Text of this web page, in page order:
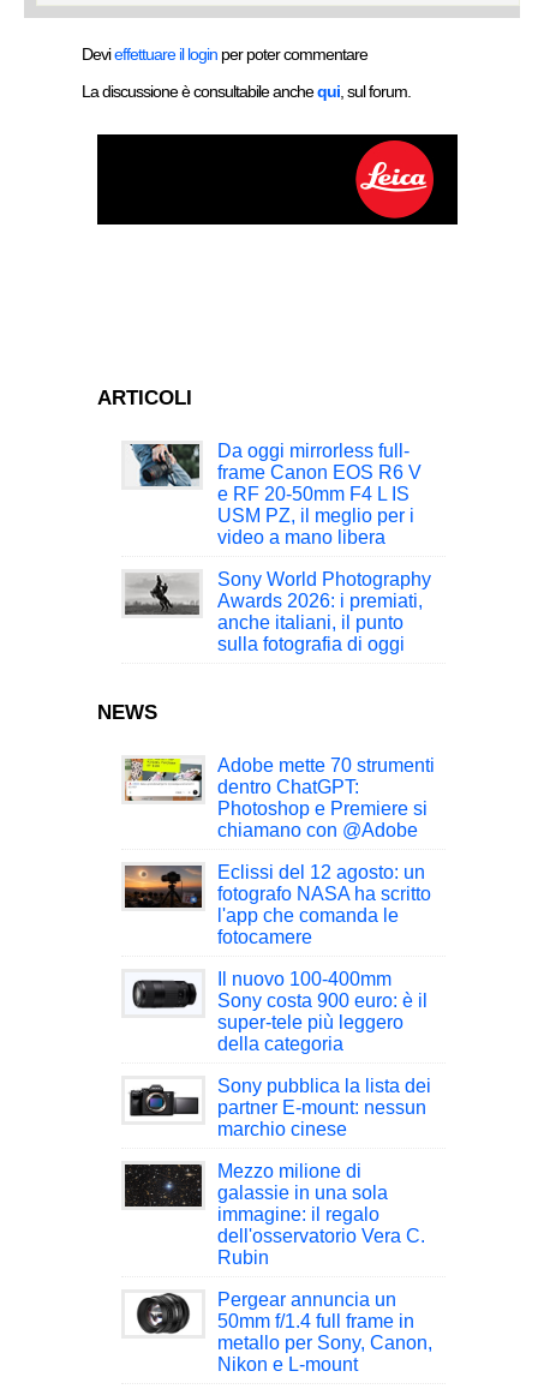
Devieffettuare il login per poter commentare
La discussione è consultabile anchequi, sul forum.
ARTICOLI
Da oggi mirrorless full-
frame Canon EOS R6 V
e RF 20-50mm F4 L IS
USM PZ, il meglio per i
video a mano libera
Sony World Photography
Awards 2026: i premiati,
anche italiani, il punto
sulla fotografia di oggi
NEWS
Adobe mette 70 strumenti
dentro ChatGPT:
Photoshop e Premiere si
chiamano con @Adobe
Eclissi del 12 agosto: un
fotografo NASA ha scritto
l'app che comanda le
fotocamere
Il nuovo 100-400mm
Sony costa 900 euro: è il
super-tele più leggero
della categoria
Sony pubblica la lista dei
partner E-mount: nessun
marchio cinese
Mezzo milione di
galassie in una sola
immagine: il regalo
dell'osservatorio Vera C.
Rubin
Pergear annuncia un
50mm f/1.4 full frame in
metallo per Sony, Canon,
Nikon e L-mount